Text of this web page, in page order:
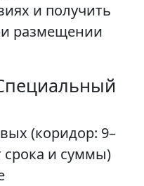
и получить
размещении
(коридор: 9–
срока и суммы)